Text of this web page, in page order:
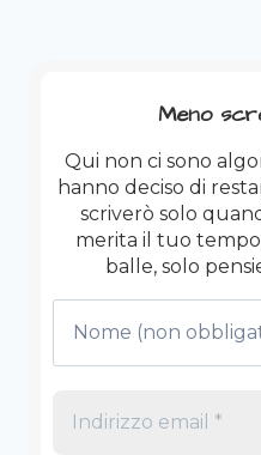
TEORIA
VISCERALE
Meno
Qui non ci sono
hanno deciso di
scriverò solo
merita il tuo
balle, solo